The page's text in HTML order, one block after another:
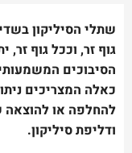
שתלי הסיליקון
גוף זר, וככל גוף
הסיבוכים
כאלה המצריכים
להחלפה או
ודליפת סיליקון.